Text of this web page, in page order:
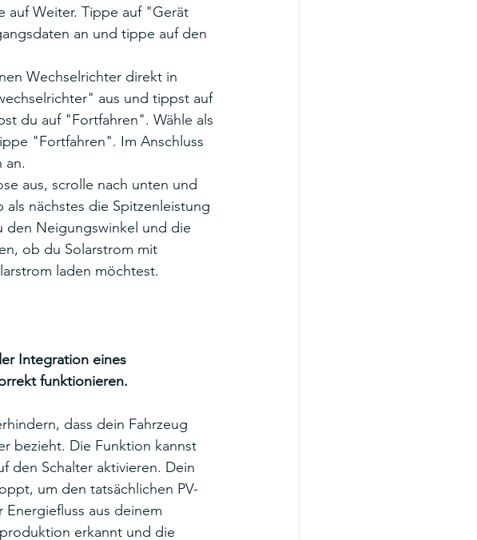
auf Weiter. Tippe auf "Gerät
an und tippe auf den
Wechselrichter direkt in
aus und tippst auf
du auf "Fortfahren". Wähle als
"Fortfahren". Im Anschluss
an.
aus, scrolle nach unten und
nächstes die Spitzenleistung
den Neigungswinkel und die
ob du Solarstrom mit
laden möchtest.
Integration eines
funktionieren.
dass dein Fahrzeug
bezieht. Die Funktion kannst
den Schalter aktivieren. Dein
um den tatsächlichen PV-
aus deinem
erkannt und die